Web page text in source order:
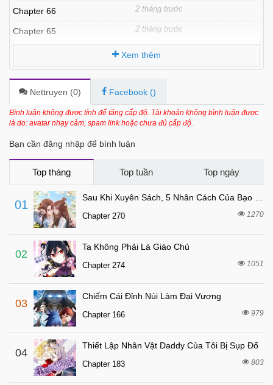
Chapter 66 2 tháng trước
Chapter 65 2 tháng trước
Chapter 63 2 tháng trước
Chapter 62 2 tháng trước
Chapter 61 2 tháng trước
2 tháng trước
Chapter 58 2 tháng trước
Chapter 57
Chapter 56
Chapter 55
Chapter 54 2 tháng trước
Chapter 53
Chapter 52
Chapter 51
Chapter 50 2 tháng trước
Chapter 49 2 tháng trước
Chapter 48
Xem thêm
Nettruyen (0) Facebook ()
Bình luận không được tính để tăng cấp độ. Tài khoản không bình luận được
là do: avatar nhạy cảm, spam link hoặc chưa đủ cấp độ.
Bạn cần đăng nhập để bình luận
Top tháng Top tuần Top ngày
01
Chapter 270 1270
02
Ta Không Phải Là Giáo Chủ
Chapter 274 1051
03
Chiếm Cái Đỉnh Núi Làm Đại Vương
Chapter 166 979
04
Thiết Lập Nhân Vật Daddy Của Tôi Bị Sụp Đổ
Chapter 183 803